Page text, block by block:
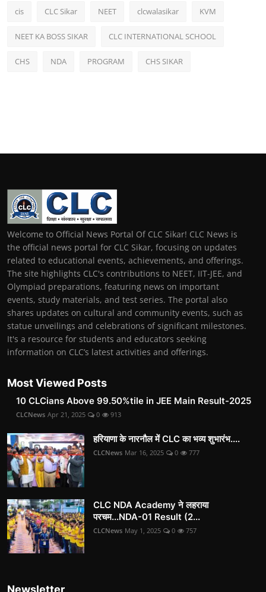
cis CLC Sikar NEET clcwalasikar KVM
NEET KA BOSS SIKAR CLC INTERNATIONAL SCHOOL
CHS NDA PROGRAM CHS SIKAR
Welcome to Official News Portal Of CLC Sikar! CLC News is
the official news portal for CLC Sikar, focusing on updates
related to educational events, achievements, and offerings.
The site highlights CLC's contributions to NEET, IIT-JEE, and
Olympiad preparations, featuring news on important
events, study materials, and test series. The portal also
shares updates on cultural and community events, such as
statue unveilings and celebrations of significant milestones.
It's a resource for students and educators seeking
information on CLC’s latest activities and offerings.
Most Viewed Posts
10 CLCians Above 99.50%tile in JEE Main Result-2025
CLCNews Apr 21, 2025 0 913
हरियाणा के नारनौल में CLC का भव्य शुभारंभ....
CLCNews Mar 16, 2025 0 777
CLC NDA Academy ने लहराया
परचम...NDA-01 Result (2...
CLCNews May 1, 2025 0 757
Newsletter